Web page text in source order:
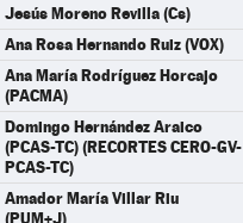
Jesús Moreno Revilla (Cs)
Ana Rosa Hernando Ruiz (VOX)
Ana María Rodríguez Horcajo
(PACMA)
Domingo Hernández Araico
(PCAS-TC) (RECORTES CERO-GV-
PCAS-TC)
Amador María Villar Riu
(PUM+J)